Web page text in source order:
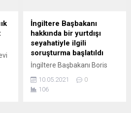
(27) ve Bibaa Henry’nin (46)
anısına, ölümlerinin ikinci
yılında burada toplanarak
yürüyüşe başladı.
Göstericiler, yürüyüş
boyunca olay yerinde
kardeşlerin cesetlerinin
yanında özçekim...
İngiltere Başbakanı
hakkında bir yurtdışı
seyahatiyle ilgili
soruşturma başlatıldı
İngiltere Başbakanı Boris
amaçlı bir yurtdışı
seyahatinin ücretini kimin
10.05.2021
0
106